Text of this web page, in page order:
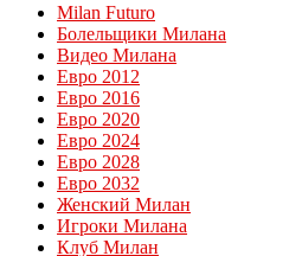
Milan Futuro
Болельщики Милана
Видео Милана
Евро 2012
Евро 2016
Евро 2020
Евро 2024
Евро 2028
Евро 2032
Женский Милан
Игроки Милана
Клуб Милан